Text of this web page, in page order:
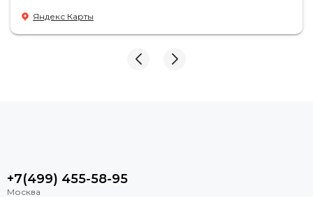
Яндекс Карты
+7(499) 455-58-95